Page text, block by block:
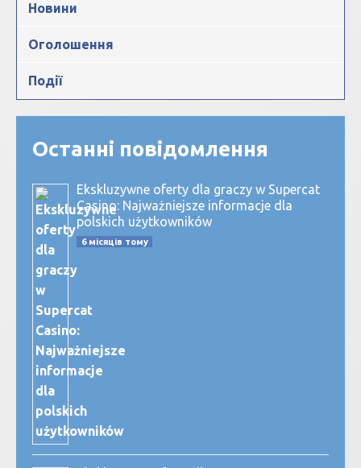
Новини
Оголошення
Події
Останні повідомлення
Ekskluzywne oferty dla graczy w Supercat
Casino: Najważniejsze informacje dla
polskich użytkowników
6 місяців тому